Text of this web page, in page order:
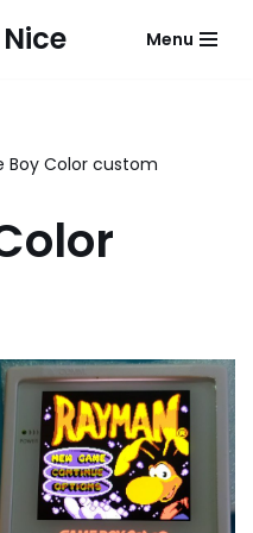
Menu
Boy Color custom